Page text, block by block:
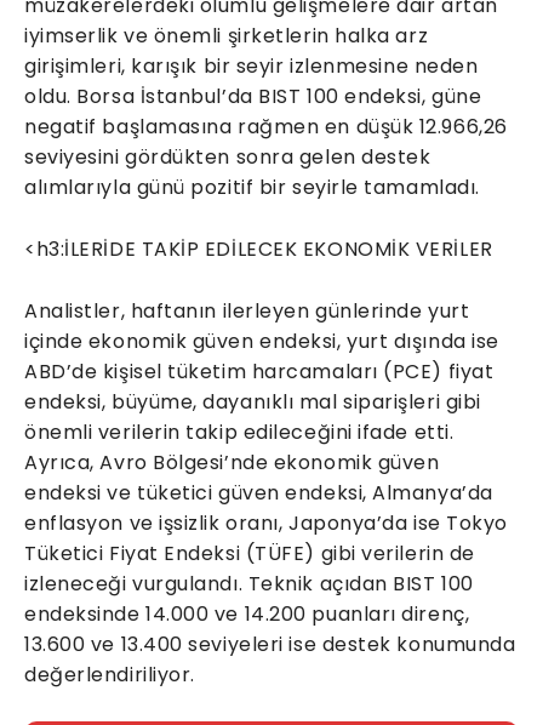
müzakerelerdeki olumlu gelişmelere dair artan
iyimserlik ve önemli şirketlerin halka arz
girişimleri, karışık bir seyir izlenmesine neden
oldu. Borsa İstanbul’da BIST 100 endeksi, güne
negatif başlamasına rağmen en düşük 12.966,26
seviyesini gördükten sonra gelen destek
alımlarıyla günü pozitif bir seyirle tamamladı.
<h3:İLERİDE TAKİP EDİLECEK EKONOMİK VERİLER
Analistler, haftanın ilerleyen günlerinde yurt
içinde ekonomik güven endeksi, yurt dışında ise
ABD’de kişisel tüketim harcamaları (PCE) fiyat
endeksi, büyüme, dayanıklı mal siparişleri gibi
önemli verilerin takip edileceğini ifade etti.
Ayrıca, Avro Bölgesi’nde ekonomik güven
endeksi ve tüketici güven endeksi, Almanya’da
enflasyon ve işsizlik oranı, Japonya’da ise Tokyo
Tüketici Fiyat Endeksi (TÜFE) gibi verilerin de
izleneceği vurgulandı. Teknik açıdan BIST 100
endeksinde 14.000 ve 14.200 puanları direnç,
13.600 ve 13.400 seviyeleri ise destek konumunda
değerlendiriliyor.